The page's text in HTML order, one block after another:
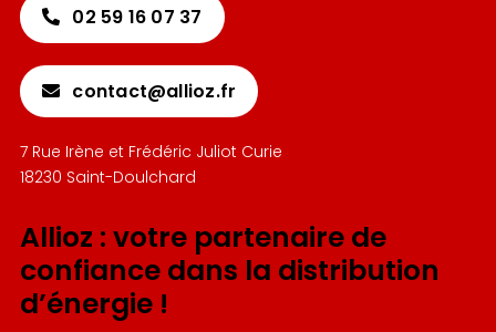
02 59 16 07 37
contact@allioz.fr
7 Rue Irène et Frédéric Juliot Curie
18230 Saint-Doulchard
Allioz : votre partenaire de
confiance dans la distribution
d’énergie !